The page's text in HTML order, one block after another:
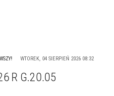
WTOREK, 04 SIERPIEŃ 2026 08:32
R G.20.05